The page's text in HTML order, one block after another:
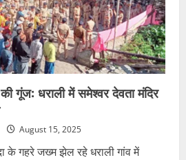
गूंज: धराली में समेश्वर देवता मंदिर
August 15, 2025
के गहरे जख्म झेल रहे धराली गांव में